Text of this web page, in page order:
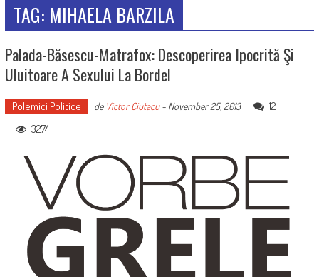
TAG: MIHAELA BARZILA
Palada-Băsescu-Matrafox: Descoperirea Ipocrită Şi
Uluitoare A Sexului La Bordel
Polemici Politice de Victor Ciutacu- November 25, 2013
12
3274